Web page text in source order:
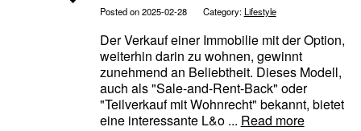
Posted on 2025-02-28 Category:Lifestyle
Der Verkauf einer Immobilie mit der Option,
weiterhin darin zu wohnen, gewinnt
zunehmend an Beliebtheit. Dieses Modell,
auch als "Sale-and-Rent-Back" oder
"Teilverkauf mit Wohnrecht" bekannt, bietet
eine interessante L&o ... Read more